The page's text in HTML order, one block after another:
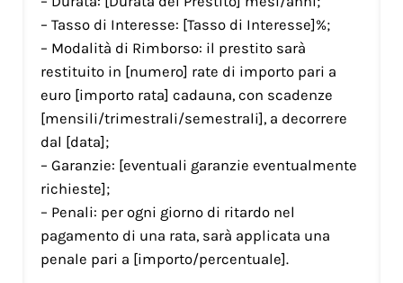
– Tasso di Interesse: [Tasso di Interesse]%;
– Modalità di Rimborso: il prestito sarà
restituito in [numero] rate di importo pari a
euro [importo rata] cadauna, con scadenze
[mensili/trimestrali/semestrali], a decorrere
dal [data];
– Garanzie: [eventuali garanzie eventualmente
richieste];
– Penali: per ogni giorno di ritardo nel
pagamento di una rata, sarà applicata una
penale pari a [importo/percentuale].